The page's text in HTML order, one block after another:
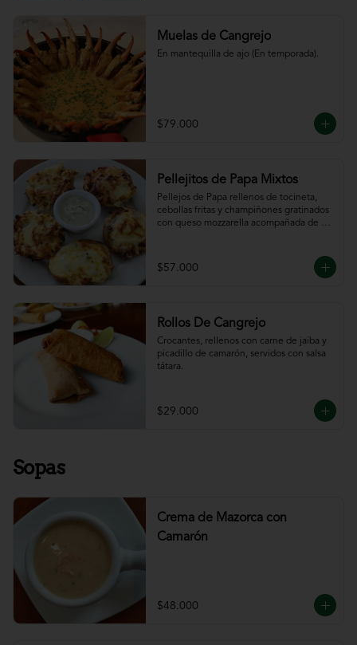
Muelas de Cangrejo
En mantequilla de ajo (En temporada).
$79.000
Pellejitos de Papa Mixtos
Pellejos de Papa rellenos de tocineta,
cebollas fritas y champiñones gratinados
con queso mozzarella acompañada de
$57.000
Rollos De Cangrejo
Crocantes, rellenos con carne de jaiba y
picadillo de camarón, servidos con salsa
tátara.
$29.000
Sopas
Crema de Mazorca con
Camarón
$48.000